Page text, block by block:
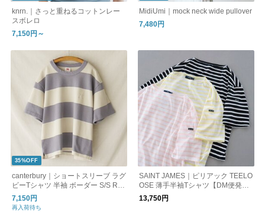
knrn.｜さっと重ねるコットンレー
スボレロ
7,150円～
MidiUmi｜mock neck wide pullover
7,480円
35%OFF
canterbury｜ショートスリーブ ラグ
ビーTシャツ 半袖 ボーダー S/S RU
GBY TEE RSU32606 カンタベリー
ホワイト
7,150円
再入荷待ち
SAINT JAMES｜ピリアック TEELO
OSE 薄手半袖Tシャツ【DM便発送
可能】
13,750円